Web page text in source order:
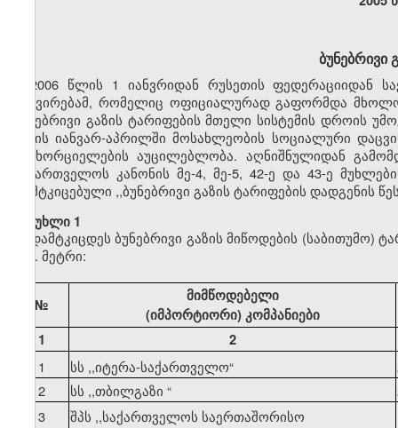
ბუნებრივი
2006 წლის 1 იანვრიდან რუსეთის ფედერაციიდან
გაძვირებამ, რომელიც ოფიციალურად გაფორმდა
ბუნებრივი გაზის ტარიფების მთელი სისტემის დროის
წლის იანვარ-აპრილში მოსახლეობის სოციალური
განხორციელების აუცილებლობა. აღნიშნულიდან
საქართველოს კანონის მე-4, მე-5, 42-ე და 43-ე
დამტკიცებული ,,ბუნებრივი გაზის ტარიფების დადგენის
მუხლი 1
დამტკიცდეს ბუნებრივი გაზის მიწოდების
კუბ. მეტრი:
№
მიმწოდებელი
(იმპორტიორი) კომპანიები
1
2
1
სს ,,იტერა-საქართველო“
2
სს ,,თბილგაზი “
3
შპს ,,საქართველოს საერთაშორისო